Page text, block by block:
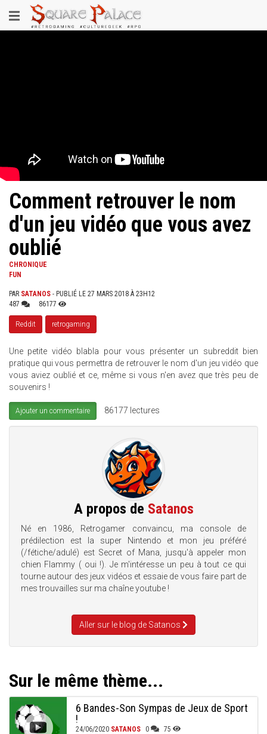
au
contenu
Toggle
navigation
Comment retrouver le nom
d'un jeu vidéo que vous avez
oublié
CHRONIQUE
FUN
PAR SATANOS - PUBLIÉ LE 27 MARS 2018 À 23H12
487
86177
Reddit retrogaming
Une petite vidéo blabla pour vous présenter un subreddit bien
pratique qui vous permettra de retrouver le nom d'un jeu vidéo que
vous aviez oublié et ce, même si vous n'en avez que très peu de
souvenirs !
Ajouter un commentaire 86177 lectures
A propos de Satanos
Né en 1986, Retrogamer convaincu, ma console de
prédilection est la super Nintendo et mon jeu préféré
(/fétiche/adulé) est Secret of Mana, jusqu'à appeler mon
chien Flammy ( oui !). Je m'intéresse un peu à tout ce qui
tourne autour des jeux vidéos et essaie de vous faire part de
mes trouvailles sur ma chaîne youtube !
Aller sur le blog de Satanos
Sur le même thème...
6 Bandes-Son Sympas de Jeux de Sport
!
24/06/2020 SATANOS 0 75